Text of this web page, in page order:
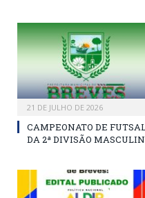
21 DE JULHO DE 2026
CAMPEONATO DE
DA 2ª DIVISÃO